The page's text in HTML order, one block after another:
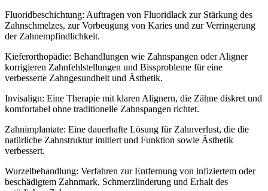
Fluoridbeschichtung: Auftragen von Fluoridlack zur Stärkung des
Zahnschmelzes, zur Vorbeugung von Karies und zur Verringerung
der Zahnempfindlichkeit.
Kieferorthopädie: Behandlungen wie Zahnspangen oder Aligner
korrigieren Zahnfehlstellungen und Bissprobleme für eine
verbesserte Zahngesundheit und Ästhetik.
Invisalign: Eine Therapie mit klaren Alignern, die Zähne diskret und
komfortabel ohne traditionelle Zahnspangen richtet.
Zahnimplantate: Eine dauerhafte Lösung für Zahnverlust, die die
natürliche Zahnstruktur imitiert und Funktion sowie Ästhetik
verbessert.
Wurzelbehandlung: Verfahren zur Entfernung von infiziertem oder
beschädigtem Zahnmark, Schmerzlinderung und Erhalt des